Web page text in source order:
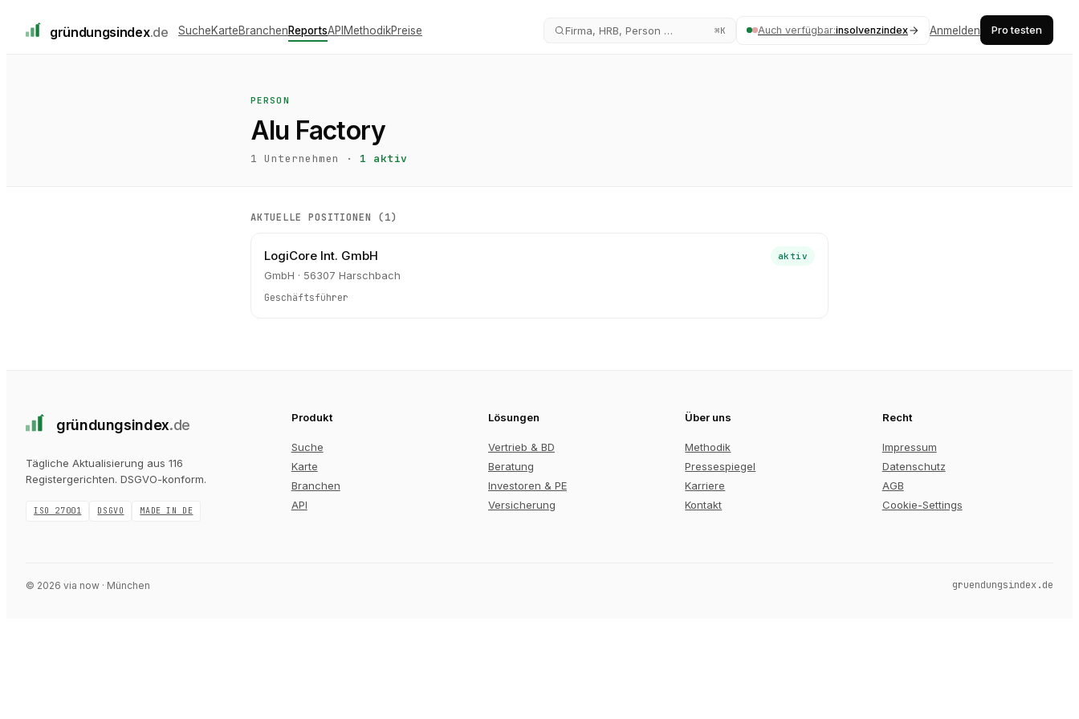
gründungsindex.de SucheKarteBranchenReportsAPIMethodikPreise Firma, HRB, Person … ⌘K Auch verfügbar:insolvenzindex Anmelden Pro testen
PERSON
Alu Factory
1 Unternehmen · 1 aktiv
AKTUELLE POSITIONEN (1)
LogiCore Int. GmbH
GmbH · 56307 Harschbach
aktiv
Geschäftsführer
gründungsindex.de
Tägliche Aktualisierung aus 116
Registergerichten. DSGVO-konform.
ISO 27001 DSGVO MADE IN DE
Produkt
Suche
Karte
Branchen
API
Lösungen
Vertrieb & BD
Beratung
Investoren & PE
Versicherung
Über uns
Methodik
Pressespiegel
Karriere
Kontakt
Recht
Impressum
Datenschutz
AGB
Cookie-Settings
© 2026 via now · München gruendungsindex.de